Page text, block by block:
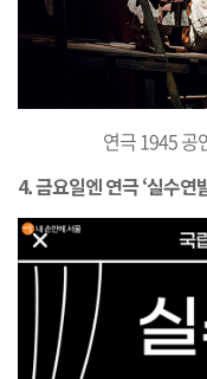
연극 1945 공
4. 금요일엔 연극 ‘실수